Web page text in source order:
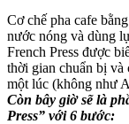
Cơ chế pha cafe
nước nóng và dùng
French Press được
thời gian chuẩn bị và
một lúc (không như
Còn bây giờ sẽ là
Press” với 6 bước: